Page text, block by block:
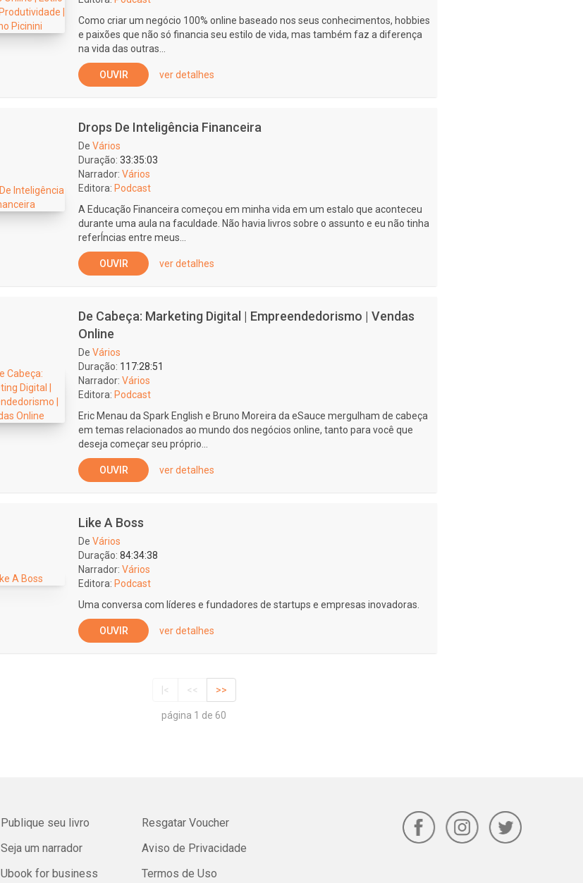
Como criar um negócio 100% online baseado nos seus conhecimentos, hobbies
e paixões que não só financia seu estilo de vida, mas também faz a diferença
na vida das outras...
OUVIR ver detalhes
Drops De Inteligência Financeira
De Vários
Duração: 33:35:03
Narrador: Vários
Editora: Podcast
A Educação Financeira começou em minha vida em um estalo que aconteceu
durante uma aula na faculdade. Não havia livros sobre o assunto e eu não tinha
referÍncias entre meus...
OUVIR ver detalhes
De Cabeça: Marketing Digital | Empreendedorismo | Vendas
Online
De Vários
Duração: 117:28:51
Narrador: Vários
Editora: Podcast
Eric Menau da Spark English e Bruno Moreira da eSauce mergulham de cabeça
em temas relacionados ao mundo dos negócios online, tanto para você que
deseja começar seu próprio...
OUVIR ver detalhes
Like A Boss
De Vários
Duração: 84:34:38
Narrador: Vários
Editora: Podcast
Uma conversa com líderes e fundadores de startups e empresas inovadoras.
OUVIR ver detalhes
|< << >>
página 1 de 60
Publique seu livro
Seja um narrador
Ubook for business
Resgatar Voucher
Aviso de Privacidade
Termos de Uso